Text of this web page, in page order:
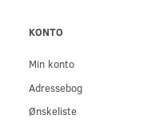
KONTO
Min konto
Adressebog
Ønskeliste